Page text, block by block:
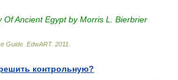
Of Ancient Egypt by Morris L. Bierbrier
Guide EdwART. 2011
контрольную?